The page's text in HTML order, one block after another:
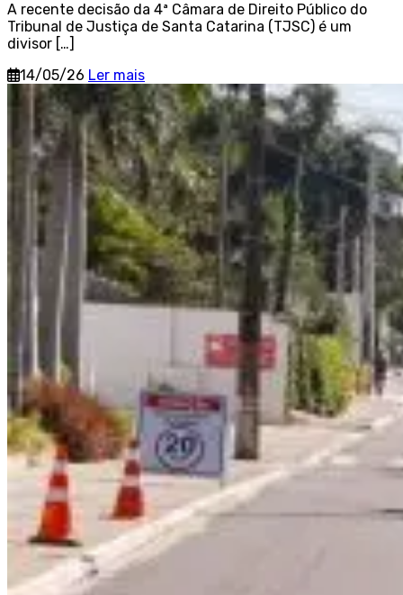
A recente decisão da 4ª Câmara de Direito Público do
Tribunal de Justiça de Santa Catarina (TJSC) é um
divisor […]
14/05/26 Ler mais